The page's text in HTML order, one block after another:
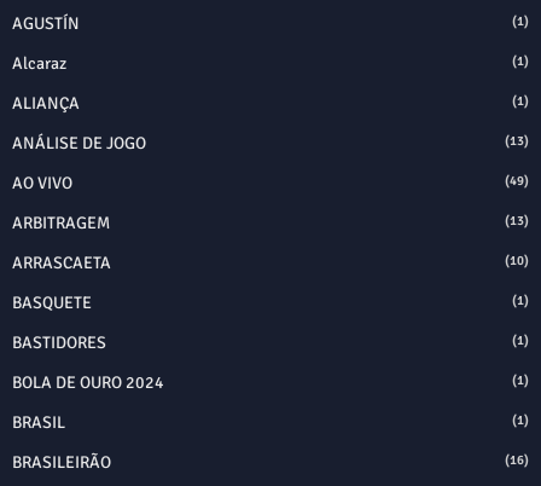
AGUSTÍN (1)
Alcaraz (1)
ALIANÇA (1)
ANÁLISE DE JOGO (13)
AO VIVO (49)
ARBITRAGEM (13)
ARRASCAETA (10)
BASQUETE (1)
BASTIDORES (1)
BOLA DE OURO 2024 (1)
BRASIL (1)
BRASILEIRÃO (16)